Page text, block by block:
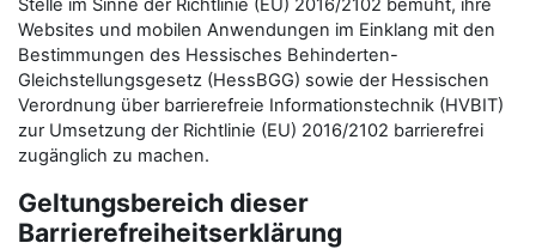
Stelle im Sinne der Richtlinie (EU) 2016/2102 bemüht, ihre
Websites und mobilen Anwendungen im Einklang mit den
Bestimmungen des Hessisches Behinderten-
Gleichstellungsgesetz (HessBGG) sowie der Hessischen
Verordnung über barrierefreie Informationstechnik (HVBIT)
zur Umsetzung der Richtlinie (EU) 2016/2102 barrierefrei
zugänglich zu machen.
Geltungsbereich dieser
Barrierefreiheitserklärung